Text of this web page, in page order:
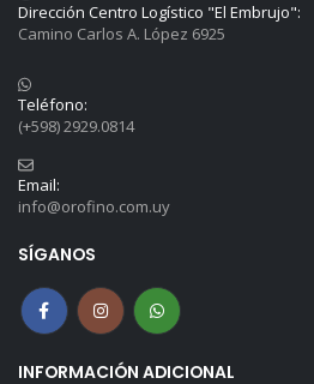
Dirección Centro Logístico "El Embrujo":
Camino Carlos A. López 6925
Teléfono:
(+598) 2929.0814
Email:
info@orofino.com.uy
SÍGANOS
INFORMACIÓN ADICIONAL